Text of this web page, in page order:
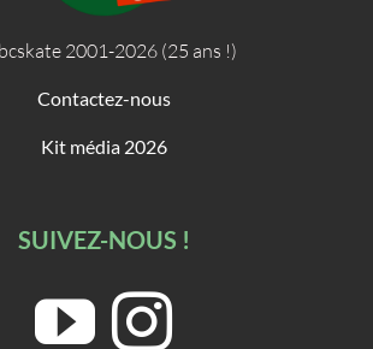
2001-2026 (25 ans !)
Contactez-nous
Kit média 2026
SUIVEZ-NOUS !